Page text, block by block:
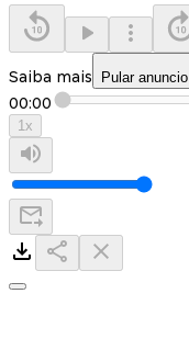
Saiba mais Pular anuncio
00:00
1 x